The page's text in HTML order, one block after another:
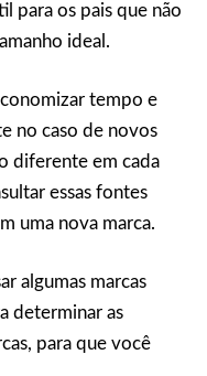
para os pais que não
ideal.
tempo e
no caso de novos
diferente em cada
essas fontes
uma nova marca.
algumas marcas
determinar as
para que você